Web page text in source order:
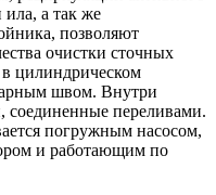
а так же
позволяют
очистки сточных
цилиндрическом
швом. Внутри
соединенные переливами.
погружным насосом,
и работающим по